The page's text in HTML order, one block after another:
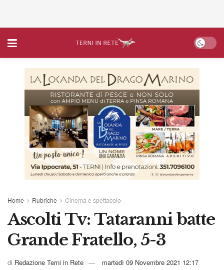
Home Rubriche Cinema e spettacolo
Ascolti Tv: Tataranni batte
Grande Fratello, 5-3
di Redazione Terni in Rete martedì 09 Novembre 2021 12:17